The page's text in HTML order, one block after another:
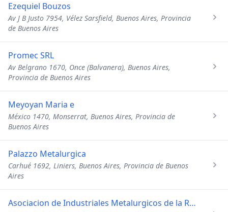
Ezequiel Bouzos
Av J B Justo 7954, Vélez Sarsfield, Buenos Aires, Provincia
de Buenos Aires
Promec SRL
Av Belgrano 1670, Once (Balvanera), Buenos Aires,
Provincia de Buenos Aires
Meyoyan Maria e
México 1470, Monserrat, Buenos Aires, Provincia de
Buenos Aires
Palazzo Metalurgica
Carhué 1692, Liniers, Buenos Aires, Provincia de Buenos
Aires
Asociacion de Industriales Metalurgicos de la Rep Arg